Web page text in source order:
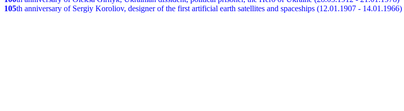
105th anniversary of Sergiy Koroliov, designer of the first artificial earth satellites and spaceships (12.01.1907 - 14.01.1966)